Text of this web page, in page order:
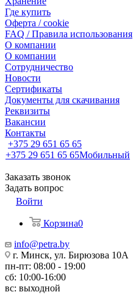
Где купить
Оферта / cookie
FAQ / Правила использования
О компании
О компании
Сотрудничество
Новости
Сертификаты
Документы для скачивания
Реквизиты
Вакансии
Контакты
+375 29 651 65 65
+375 29 651 65 65Мобильный
Заказать звонок
Задать вопрос
Войти
Корзина0
info@petra.by
г. Минск, ул. Бирюзова 10А
пн-пт: 08:00 - 19:00
сб: 10:00-16:00
вс: выходной